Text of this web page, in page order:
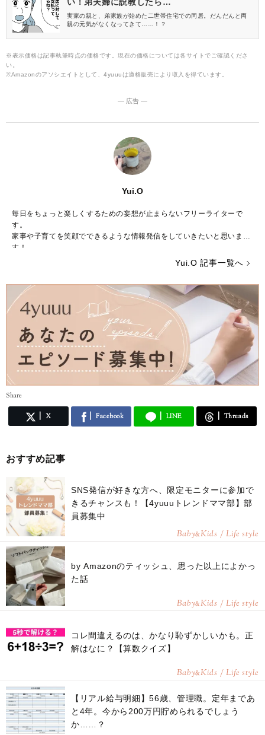
い！弟夫婦に説教したら…
実家の親と、弟家族が始めた二世帯住宅での同居。だんだんと両
親の元気がなくなってきて……！？
※表示価格は記事執筆時点の価格です。現在の価格については各サイトでご確認くださ
い。
※Amazonのアソシエイトとして、4yuuuは適格販売により収入を得ています。
― 広告 ―
Yui.O
毎日をちょっと楽しくするための妄想が止まらないフリーライターで
す。
家事や子育てを笑顔でできるような情報発信をしていきたいと思いま
す！
Yui.O 記事一覧へ
Share
X Facebook LINE Threads
おすすめ記事
SNS発信が好きな方へ、限定モニターに参加で
きるチャンスも！【4yuuuトレンドママ部】部
員募集中
Baby&Kids / Life style
by Amazonのティッシュ、思った以上によかっ
た話
Baby&Kids / Life style
コレ間違えるのは、かなり恥ずかしいかも。正
解はなに？【算数クイズ】
Baby&Kids / Life style
【リアル給与明細】56歳、管理職。定年まであ
と4年。今から200万円貯められるでしょう
か……？